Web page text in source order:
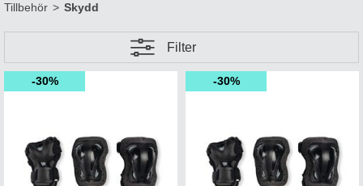
Tillbehör>Skydd
Filter
30% 30%